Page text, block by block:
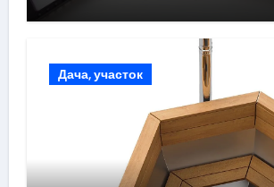
Дача, участок